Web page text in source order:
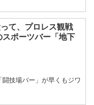
て、プロレス観戦
スポーツバー「地下
技場バー」が早くもジワ